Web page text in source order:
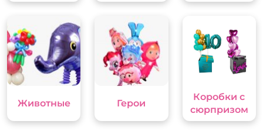
Животные Герои
Коробки с
сюрпризом